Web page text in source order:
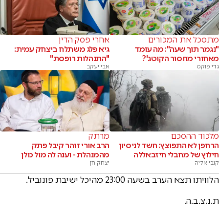
מתסכל את המכורים
"נגמר תוך שעה": מה עומד
מאחורי מחסור הקוטג'?
גדי פוקס
אחרי פסק הדין
גיא פלג משתלח ביצחק עמית:
"התנהלות רופסת"
אבי יעקב
מלכוד ההסכם
הרחפן לא התפוצץ: חשד לניסיון
חילוץ של מחבלי חיזבאללה
קובי אליה
מרתק
הרב אורי זוהר קיבל פתק
מהמנהלת - וענה לה מול כולן
יצחק חן
הלוויתו תצא הערב בשעה 23:00 מהיכל ישיבת פונוביז'.
ת.נ.צ.ב.ה.